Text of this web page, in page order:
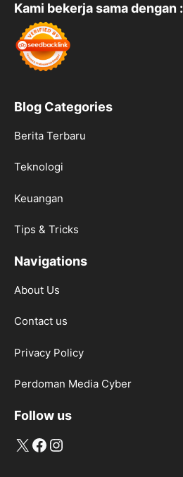
Kami bekerja sama dengan :
Blog Categories
Berita Terbaru
Teknologi
Keuangan
Tips & Tricks
Navigations
About Us
Contact us
Privacy Policy
Perdoman Media Cyber
Follow us
X Facebook
Instagram